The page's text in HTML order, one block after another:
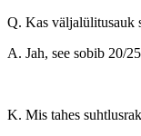
Q. Kas väljalülitusauk
A. Jah, see sobib 20/
K. Mis tahes